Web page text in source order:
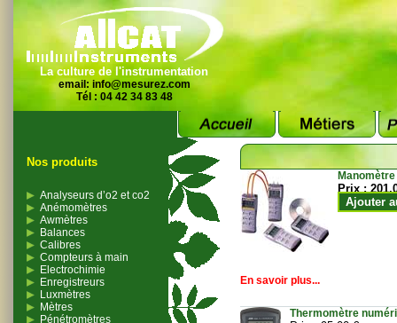
La culture de l'instrumentation
email: info@mesurez.com
Tél : 04 42 34 83 48
Nos produits
Analyseurs d’o2 et co2
Anémomètres
Awmètres
Balances
Calibres
Compteurs à main
Electrochimie
Enregistreurs
Luxmètres
Mètres
Pénétromètres
Prix :
Ajouter
En savoir plus...
Thermomètre